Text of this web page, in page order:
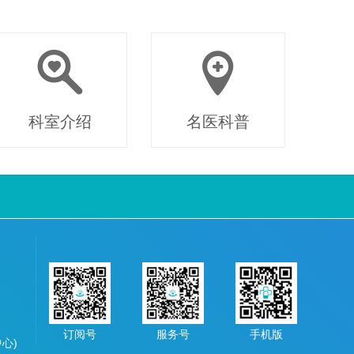
科室介绍 名医科普
)
订阅号 服务号 手机版